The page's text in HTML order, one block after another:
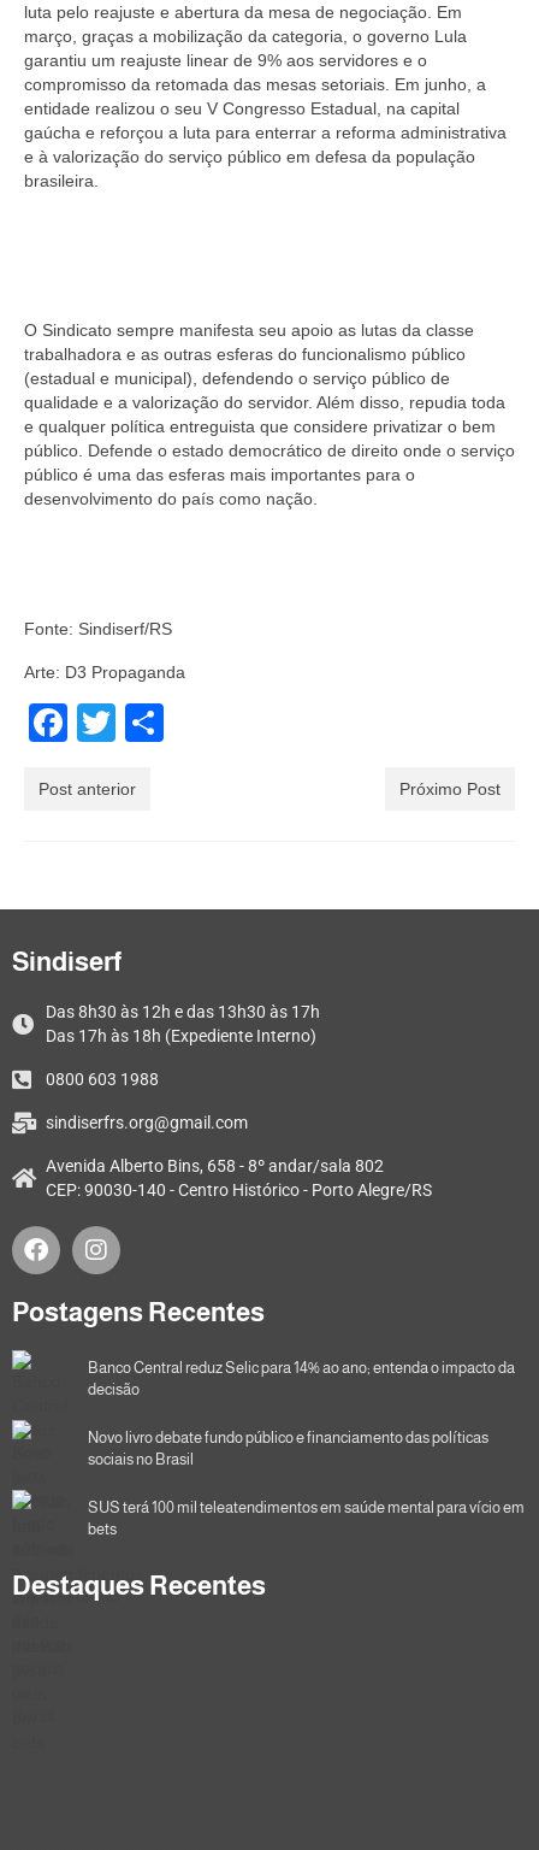
luta pelo reajuste e abertura da mesa de negociação. Em
março, graças a mobilização da categoria, o governo Lula
garantiu um reajuste linear de 9% aos servidores e o
compromisso da retomada das mesas setoriais. Em junho, a
entidade realizou o seu V Congresso Estadual, na capital
gaúcha e reforçou a luta para enterrar a reforma administrativa
e à valorização do serviço público em defesa da população
brasileira.
O Sindicato sempre manifesta seu apoio as lutas da classe
trabalhadora e as outras esferas do funcionalismo público
(estadual e municipal), defendendo o serviço público de
qualidade e a valorização do servidor. Além disso, repudia toda
e qualquer política entreguista que considere privatizar o bem
público. Defende o estado democrático de direito onde o serviço
público é uma das esferas mais importantes para o
desenvolvimento do país como nação.
Fonte: Sindiserf/RS
Arte: D3 Propaganda
Facebook
Twitter
Post anterior Próximo Post
Sindiserf
Das 8h30 às 12h e das 13h30 às 17h
Das 17h às 18h (Expediente Interno)
0800 603 1988
sindiserfrs.org@gmail.com
Avenida Alberto Bins, 658 - 8º andar/sala 802
CEP: 90030-140 - Centro Histórico - Porto Alegre/RS
Postagens Recentes
Banco Central reduz Selic para 14% ao ano; entenda o impacto da
decisão
Novo livro debate fundo público e financiamento das políticas
sociais no Brasil
SUS terá 100 mil teleatendimentos em saúde mental para vício em
bets
Destaques Recentes